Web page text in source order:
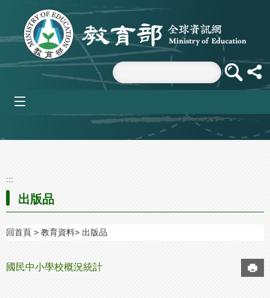
跳到主要內容區塊
:::
出版品
回首頁 教育資料 出版品
國民中小學校概況統計